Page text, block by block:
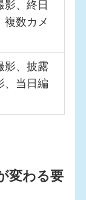
影、終日
複数カメ
影、披露
、当日編
変わる要